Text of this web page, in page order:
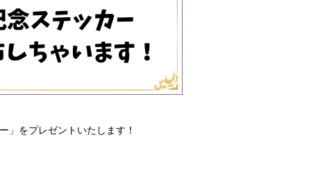
」をプレゼントいたします！